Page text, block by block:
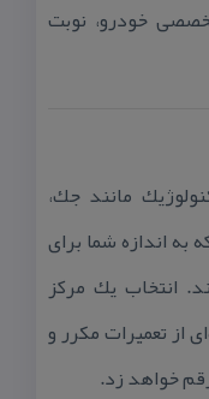
خودرو، نوبت
مانند جك،
اندازه شما برای
انتخاب یك مركز
از تعمیرات مكرر و
خواهد زد.